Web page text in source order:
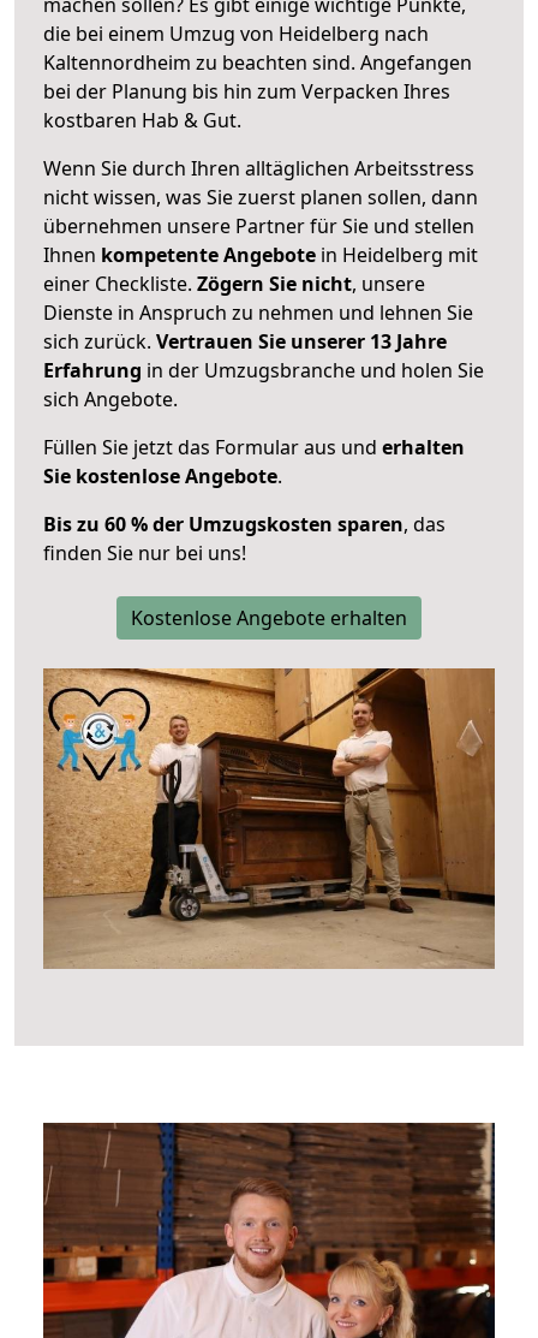
die bei einem Umzug von Heidelberg nach
Kaltennordheim zu beachten sind. Angefangen
bei der Planung bis hin zum Verpacken Ihres
kostbaren Hab & Gut.
Wenn Sie durch Ihren alltäglichen Arbeitsstress
nicht wissen, was Sie zuerst planen sollen, dann
übernehmen unsere Partner für Sie und stellen
Ihnen kompetente Angebote in Heidelberg mit
einer Checkliste. Zögern Sie nicht, unsere
Dienste in Anspruch zu nehmen und lehnen Sie
sich zurück. Vertrauen Sie unserer 13 Jahre
Erfahrung in der Umzugsbranche und holen Sie
sich Angebote.
Füllen Sie jetzt das Formular aus und erhalten
Sie kostenlose Angebote.
Bis zu 60 % der Umzugskosten sparen, das
finden Sie nur bei uns!
Kostenlose Angebote erhalten